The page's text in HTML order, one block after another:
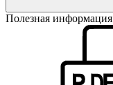
Полезная информация